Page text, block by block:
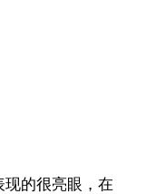
现的很亮眼，在